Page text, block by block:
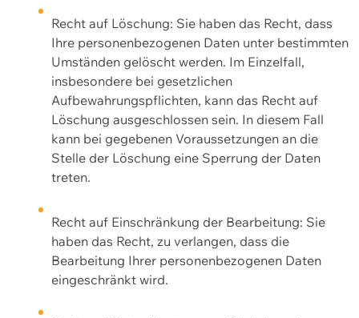
Recht auf Löschung: Sie haben das Recht, dass
Ihre personenbezogenen Daten unter bestimmten
Umständen gelöscht werden. Im Einzelfall,
insbesondere bei gesetzlichen
Aufbewahrungspflichten, kann das Recht auf
Löschung ausgeschlossen sein. In diesem Fall
kann bei gegebenen Voraussetzungen an die
Stelle der Löschung eine Sperrung der Daten
treten.
Recht auf Einschränkung der Bearbeitung: Sie
haben das Recht, zu verlangen, dass die
Bearbeitung Ihrer personenbezogenen Daten
eingeschränkt wird.